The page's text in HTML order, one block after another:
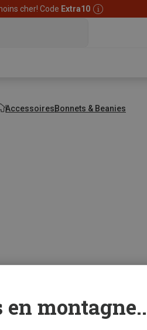
cher! Code Extra10
AccessoiresBonnets & Beanies